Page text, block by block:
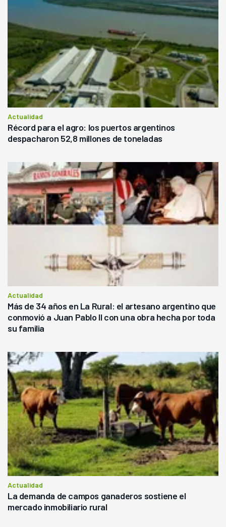
Actualidad
Récord para el agro: los puertos argentinos
despacharon 52,8 millones de toneladas
Actualidad
Más de 34 años en La Rural: el artesano argentino que
conmovió a Juan Pablo II con una obra hecha por toda
su familia
Actualidad
La demanda de campos ganaderos sostiene el
mercado inmobiliario rural